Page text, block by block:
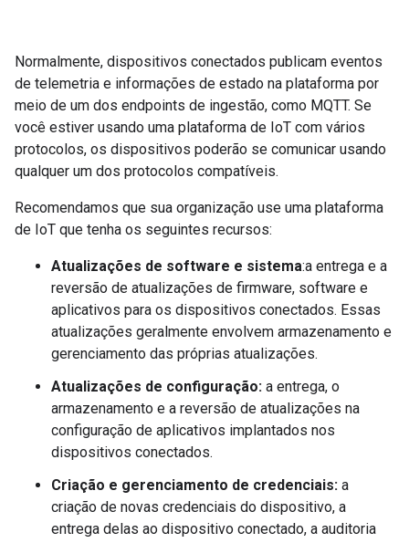
Normalmente, dispositivos conectados publicam eventos
de telemetria e informações de estado na plataforma por
meio de um dos endpoints de ingestão, como MQTT. Se
você estiver usando uma plataforma de IoT com vários
protocolos, os dispositivos poderão se comunicar usando
qualquer um dos protocolos compatíveis.
Recomendamos que sua organização use uma plataforma
de IoT que tenha os seguintes recursos:
Atualizações de software e sistema:a entrega e a
reversão de atualizações de firmware, software e
aplicativos para os dispositivos conectados. Essas
atualizações geralmente envolvem armazenamento e
gerenciamento das próprias atualizações.
Atualizações de configuração: a entrega, o
armazenamento e a reversão de atualizações na
configuração de aplicativos implantados nos
dispositivos conectados.
Criação e gerenciamento de credenciais: a
criação de novas credenciais do dispositivo, a
entrega delas ao dispositivo conectado, a auditoria